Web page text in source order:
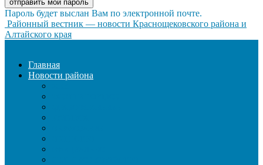
Пароль будет выслан Вам по электронной почте.
Районный вестник — новости Краснощековского района и
Алтайского края
Главная
Новости района